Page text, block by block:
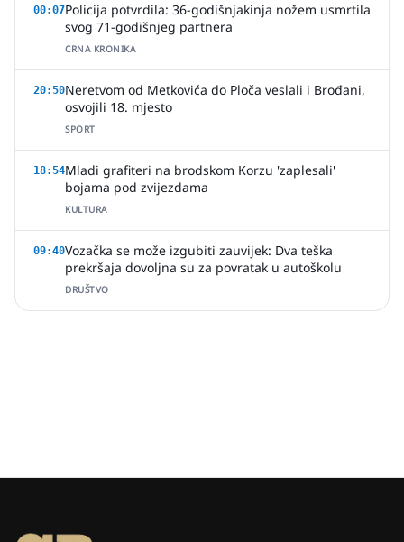
00:07Policija potvrdila: 36-godišnjakinja nožem usmrtila
svog 71-godišnjeg partnera
CRNA KRONIKA
20:50Neretvom od Metkovića do Ploča veslali i Brođani,
osvojili 18. mjesto
SPORT
18:54Mladi grafiteri na brodskom Korzu 'zaplesali'
bojama pod zvijezdama
KULTURA
09:40Vozačka se može izgubiti zauvijek: Dva teška
prekršaja dovoljna su za povratak u autoškolu
DRUŠTVO